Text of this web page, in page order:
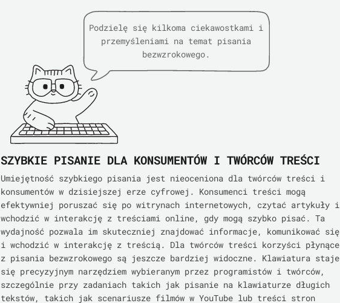
Podzielę się kilkoma ciekawostkami i
przemyśleniami na temat pisania
bezwzrokowego.
SZYBKIE PISANIE DLA KONSUMENTÓW I TWÓRCÓW TREŚCI
Umiejętność szybkiego pisania jest nieoceniona dla twórców treści i
konsumentów w dzisiejszej erze cyfrowej. Konsumenci treści mogą
efektywniej poruszać się po witrynach internetowych, czytać artykuły i
wchodzić w interakcję z treściami online, gdy mogą szybko pisać. Ta
wydajność pozwala im skuteczniej znajdować informacje, komunikować się
i wchodzić w interakcję z treścią. Dla twórców treści korzyści płynące
z pisania bezwzrokowego są jeszcze bardziej widoczne. Klawiatura staje
się precyzyjnym narzędziem wybieranym przez programistów i twórców,
szczególnie przy zadaniach takich jak pisanie na klawiaturze długich
tekstów, takich jak scenariusze filmów w YouTube lub treści stron